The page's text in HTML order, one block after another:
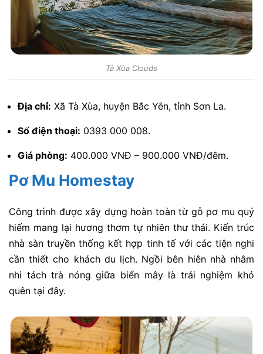
Tà Xùa Clouds
Địa chỉ: Xã Tà Xùa, huyện Bắc Yên, tỉnh Sơn La.
Số điện thoại: 0393 000 008.
Giá phòng: 400.000 VNĐ – 900.000 VNĐ/đêm.
Pơ Mu Homestay
Công trình được xây dựng hoàn toàn từ gỗ pơ mu quý
hiếm mang lại hương thơm tự nhiên thư thái. Kiến trúc
nhà sàn truyền thống kết hợp tinh tế với các tiện nghi
cần thiết cho khách du lịch. Ngồi bên hiên nhà nhâm
nhi tách trà nóng giữa biển mây là trải nghiệm khó
quên tại đây.